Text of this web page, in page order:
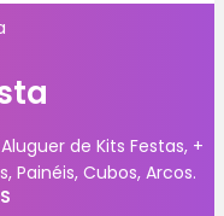
de Kits Festas, +
Painéis, Cubos, Arcos.